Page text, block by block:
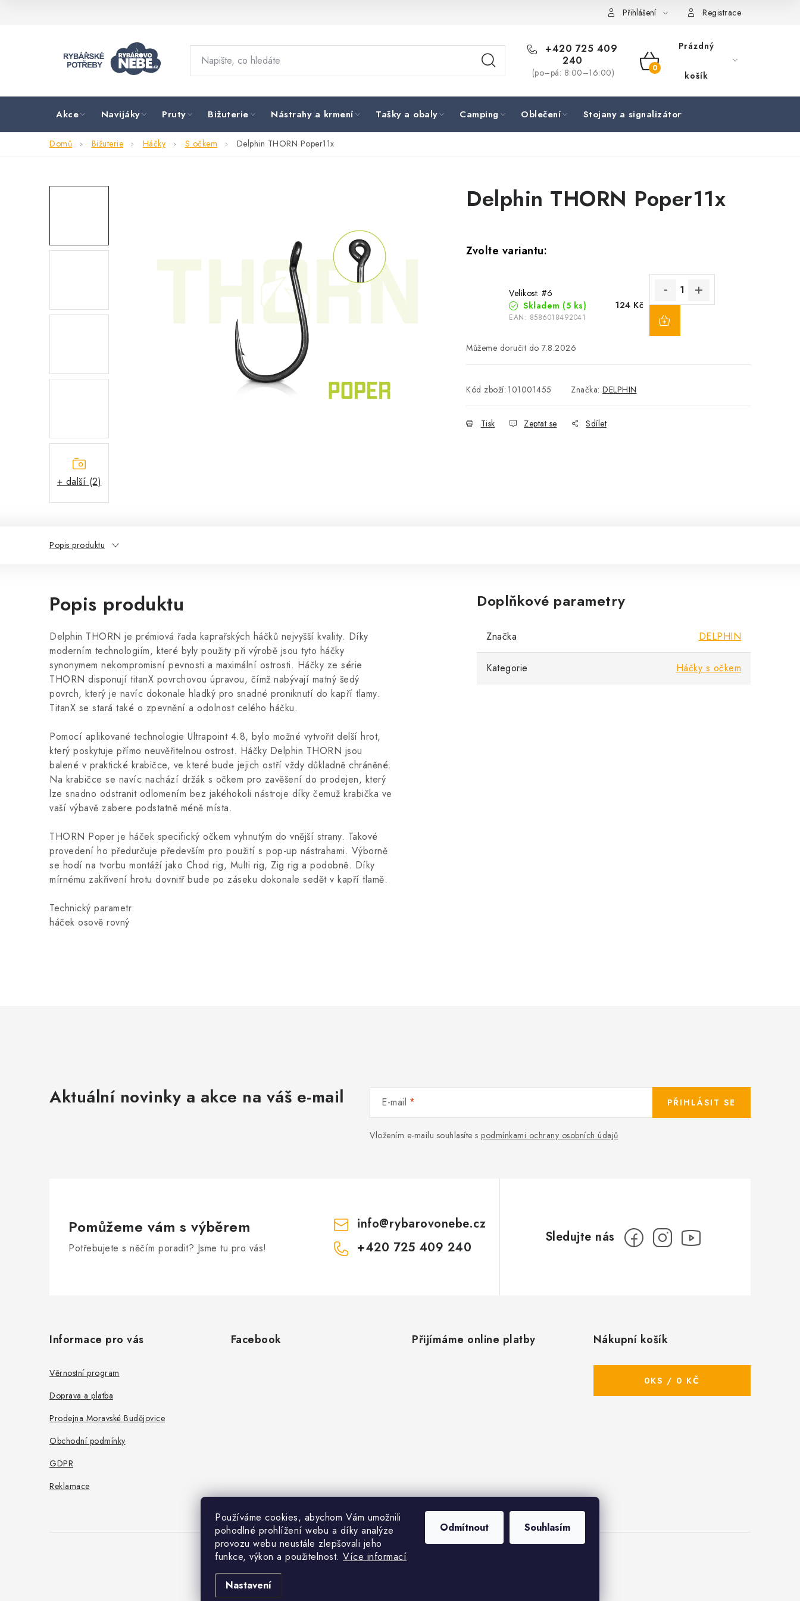
Používáme cookies, abychom Vám umožnili
pohodlné prohlížení webu a díky analýze
provozu webu neustále zlepšovali jeho
funkce, výkon a použitelnost. Více informací
Nastavení
Odmítnout Souhlasím
Přihlášení Registrace
+420 725 409
240
(po–pá: 8:00–16:00)
NÁKUPNÍ
Prázdný
košík
Akce Navijáky Pruty Bižuterie Nástrahy a krmení Tašky a obaly Camping Oblečení Stojany a signalizátory
Domů Bižuterie Háčky S očkem Delphin THORN Poper11x
+ další (2)
Delphin THORN Poper11x
Velikost: #6
Skladem (5 ks)
EAN: 8586018492041
124 Kč
7.8.2026
Kód zboží: 101001455 Značka: DELPHIN
Tisk Zeptat se Sdílet
Popis produktu
Popis produktu
Delphin THORN je prémiová řada kaprařských háčků nejvyšší kvality. Díky
moderním technologiím, které byly použity při výrobě jsou tyto háčky
synonymem nekompromisní pevnosti a maximální ostrosti. Háčky ze série
THORN disponují titanX povrchovou úpravou, čímž nabývají matný šedý
povrch, který je navíc dokonale hladký pro snadné proniknutí do kapří tlamy.
TitanX se stará také o zpevnění a odolnost celého háčku.
Pomocí aplikované technologie Ultrapoint 4.8, bylo možné vytvořit delší hrot,
který poskytuje přímo neuvěřitelnou ostrost. Háčky Delphin THORN jsou
balené v praktické krabičce, ve které bude jejich ostří vždy důkladně chráněné.
Na krabičce se navíc nachází držák s očkem pro zavěšení do prodejen, který
lze snadno odstranit odlomením bez jakéhokoli nástroje díky čemuž krabička ve
vaší výbavě zabere podstatně méně místa.
THORN Poper je háček specifický očkem vyhnutým do vnější strany. Takové
provedení ho předurčuje především pro použití s pop-up nástrahami. Výborně
se hodí na tvorbu montáží jako Chod rig, Multi rig, Zig rig a podobně. Díky
mírnému zakřivení hrotu dovnitř bude po záseku dokonale sedět v kapří tlamě.
Technický parametr:
háček osově rovný
Doplňkové parametry
Značka DELPHIN
Kategorie Háčky s očkem
Aktuální novinky a akce na váš e-mail E-mail
Vložením e-mailu souhlasíte s podmínkami ochrany osobních údajů
PŘIHLÁSIT SE
Pomůžeme vám s výběrem
Potřebujete s něčím poradit? Jsme tu pro vás!
info@rybarovonebe.cz
+420 725 409 240
Informace pro vás
Věrnostní program
Doprava a platba
Prodejna Moravské Budějovice
Obchodní podmínky
GDPR
Reklamace
Facebook Přijímáme online platby Nákupní košík
0KS / 0 KČ
Copyright 2026Rybářovo nebe. Všechna práva vyhrazena.